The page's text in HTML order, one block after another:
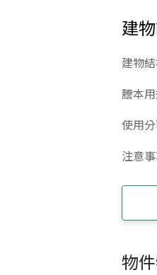
建
建物
謄本
使用
注意
物